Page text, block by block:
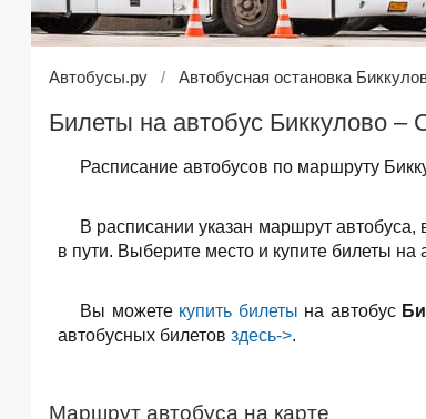
Автобусы.ру Автобусная остановка
Билеты на автобус Биккулово –
Расписание автобусов по маршруту
В расписании указан маршрут
в пути. Выберите место и купите билеты на
Вы можете купить билеты на автобус
автобусных билетов здесь->.
Маршрут автобуса на карте